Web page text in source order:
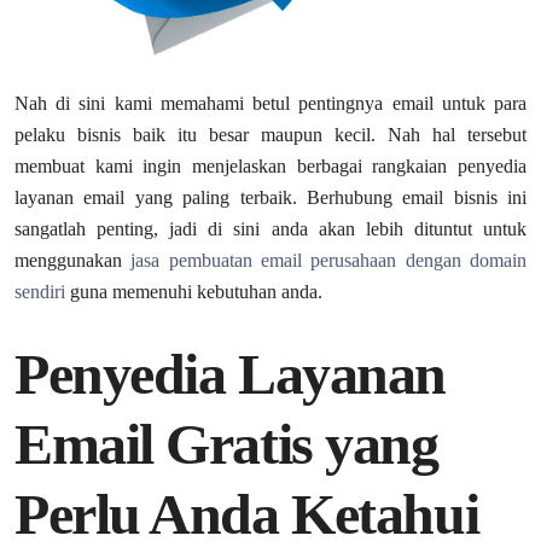
Nah di sini kami memahami betul pentingnya email untuk para
pelaku bisnis baik itu besar maupun kecil. Nah hal tersebut
membuat kami ingin menjelaskan berbagai rangkaian penyedia
layanan email yang paling terbaik. Berhubung email bisnis ini
sangatlah penting, jadi di sini anda akan lebih dituntut untuk
menggunakanjasa pembuatan email perusahaan dengan domain
sendiri guna memenuhi kebutuhan anda.
Penyedia Layanan
Email Gratis yang
Perlu Anda Ketahui